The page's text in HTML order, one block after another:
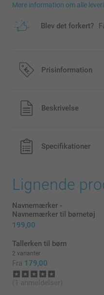
Mere information om alle
Blev det forkert?
Prisinformation
Alle priser inklusive moms
forsendelsesomkostninger
Beskrivelse
Specifikationer
Lignende
Navnemærker -
Navnemærker til børnetøj
199,00
Tallerken til børn
2 varianter
Fra 179,00
(1 anmeldelser)